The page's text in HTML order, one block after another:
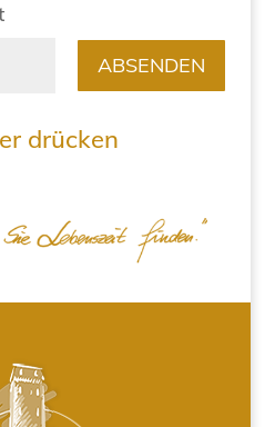
ABSENDEN
drücken